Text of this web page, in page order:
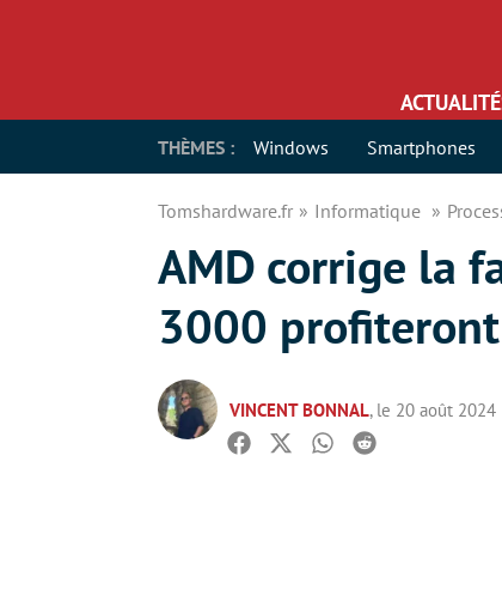
THÈMES : Windows Smartphones
Tomshardware.fr Informatique
AMD corrige la
3000
VINCENT BONNAL, le 20 août 2024
Facebook
TwitterWhatsapp
Reddit